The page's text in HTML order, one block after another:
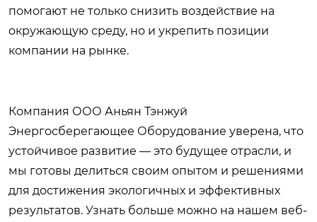
помогают не только снизить воздействие на
окружающую среду, но и укрепить позиции
компании на рынке.
Компания ООО Аньян Тэнжуй
Энергосберегающее Оборудование уверена, что
устойчивое развитие — это будущее отрасли, и
мы готовы делиться своим опытом и решениями
для достижения экологичных и эффективных
результатов. Узнать больше можно на нашем веб-